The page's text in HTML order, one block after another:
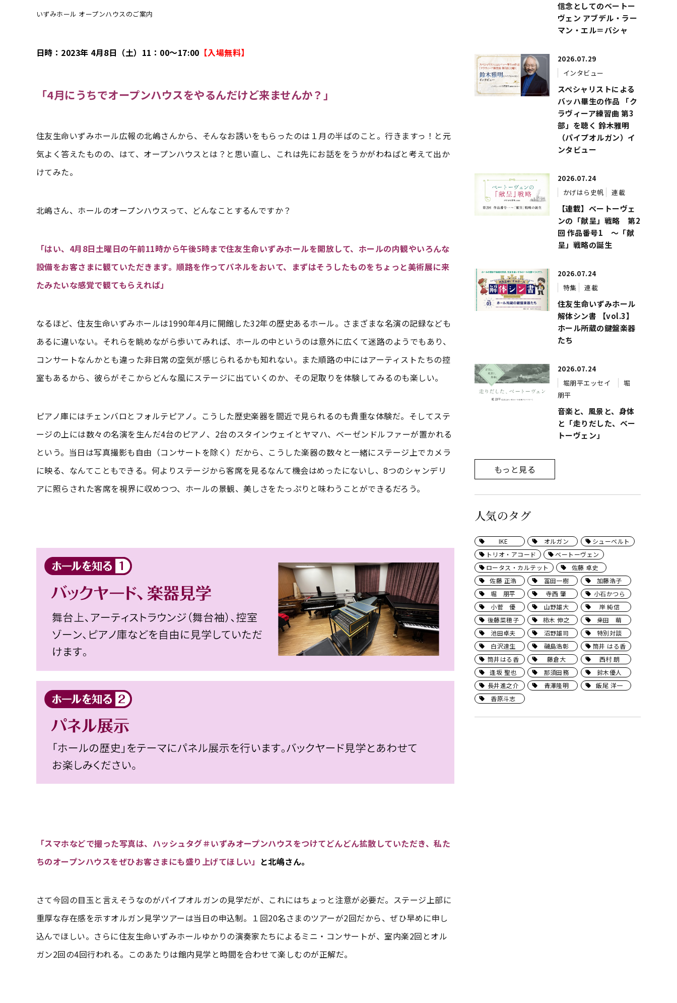
いずみホール オープンハウスのご案内
日時：2023年 4月8日（土）11：00〜17:00 【入場無料】
「4月にうちでオープンハウスをやるんだけど来ませんか？」
住友生命いずみホール広報の北嶋さんから、そんなお誘いをもらったのは１月の半ばのこと。行きますっ！と元
気よく答えたものの、はて、オープンハウスとは？と思い直し、これは先にお話ををうかがわねばと考えて出か
けてみた。
北嶋さん、ホールのオープンハウスって、どんなことするんですか？
「はい、4月8日土曜日の午前11時から午後5時まで住友生命いずみホールを開放して、ホールの内観やいろんな
設備をお客さまに観ていただきます。順路を作ってパネルをおいて、まずはそうしたものをちょっと美術展に来
たみたいな感覚で観てもらえれば」
なるほど、住友生命いずみホールは1990年4月に開館した32年の歴史あるホール。さまざまな名演の記録なども
あるに違いない。それらを眺めながら歩いてみれば、ホールの中というのは意外に広くて迷路のようでもあり、
コンサートなんかとも違った非日常の空気が感じられるかも知れない。また順路の中にはアーティストたちの控
室もあるから、彼らがそこからどんな風にステージに出ていくのか、その足取りを体験してみるのも楽しい。
ピアノ庫にはチェンバロとフォルテピアノ。こうした歴史楽器を間近で見られるのも貴重な体験だ。そしてステ
ージの上には数々の名演を生んだ4台のピアノ、2台のスタインウェイとヤマハ、ベーゼンドルファーが置かれる
という。当日は写真撮影も自由（コンサートを除く）だから、こうした楽器の数々と一緒にステージ上でカメラ
に映る、なんてこともできる。何よりステージから客席を見るなんて機会はめったにないし、8つのシャンデリ
アに照らされた客席を視界に収めつつ、ホールの景観、美しさをたっぷりと味わうことができるだろう。
「スマホなどで撮った写真は、ハッシュタグ＃いずみオープンハウスをつけてどんどん拡散していただき、私た
ちのオープンハウスをぜひお客さまにも盛り上げてほしい」 と北嶋さん。
さて今回の目玉と言えそうなのがパイプオルガンの見学だが、これにはちょっと注意が必要だ。ステージ上部に
重厚な存在感を示すオルガン見学ツアーは当日の申込制。１回20名さまのツアーが2回だから、ぜひ早めに申し
込んでほしい。さらに住友生命いずみホールゆかりの演奏家たちによるミニ・コンサートが、室内楽2回とオル
ガン2回の4回行われる。このあたりは館内見学と時間を合わせて楽しむのが正解だ。
信念としてのベートー
ヴェン アブデル・ラー
マン・エル＝バシャ
2026.07.29
インタビュー
スペシャリストによる
バッハ畢生の作品 「ク
ラヴィーア練習曲 第3
部」を聴く 鈴木雅明
（パイプオルガン）イ
ンタビュー
2026.07.24
かげはら史帆
連載
【連載】ベートーヴェ
ンの「献呈」戦略 第2
回 作品番号1 ～「献
呈」戦略の誕生
2026.07.24
特集
連載
住友生命いずみホール
解体シン書 【vol.3】
ホール所蔵の鍵盤楽器
たち
2026.07.24
堀朋平エッセイ
堀
朋平
音楽と、風景と、身体
と「走りだした、ベー
トーヴェン」
もっと見る
人気のタグ
IKE オルガン
シューベルト
トリオ・アコード
ベートーヴェン
ロータス・カルテット
佐藤 卓史
佐藤 正浩
冨田一樹
加藤浩子
堀 朋平
寺西 肇
小石かつら
小菅 優
山野雄大
岸 純信
後藤菜穂子
柿木 伸之
桒田 萌
池田卓夫
沼野雄司
特別対談
白沢達生
磯島浩彰
筒井 はる香
筒井はる香
藤倉大
西村 朗
逢坂 聖也
那須田務
鈴木優人
長井進之介
青澤隆明
飯尾 洋一
香原斗志